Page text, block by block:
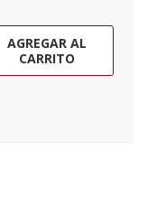
AGREGAR AL
CARRITO